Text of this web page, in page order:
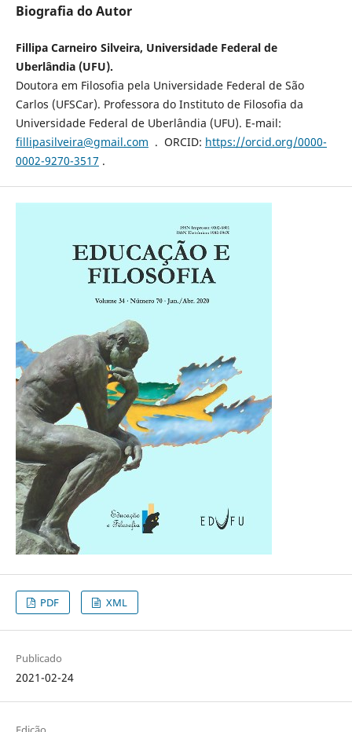
Biografia do Autor
Fillipa Carneiro Silveira, Universidade Federal de
Uberlândia (UFU).
Doutora em Filosofia pela Universidade Federal de São
Carlos (UFSCar). Professora do Instituto de Filosofia da
Universidade Federal de Uberlândia (UFU). E-mail:
fillipasilveira@gmail.com . ORCID: https://orcid.org/0000-
0002-9270-3517 .
PDF XML
Publicado
2021-02-24